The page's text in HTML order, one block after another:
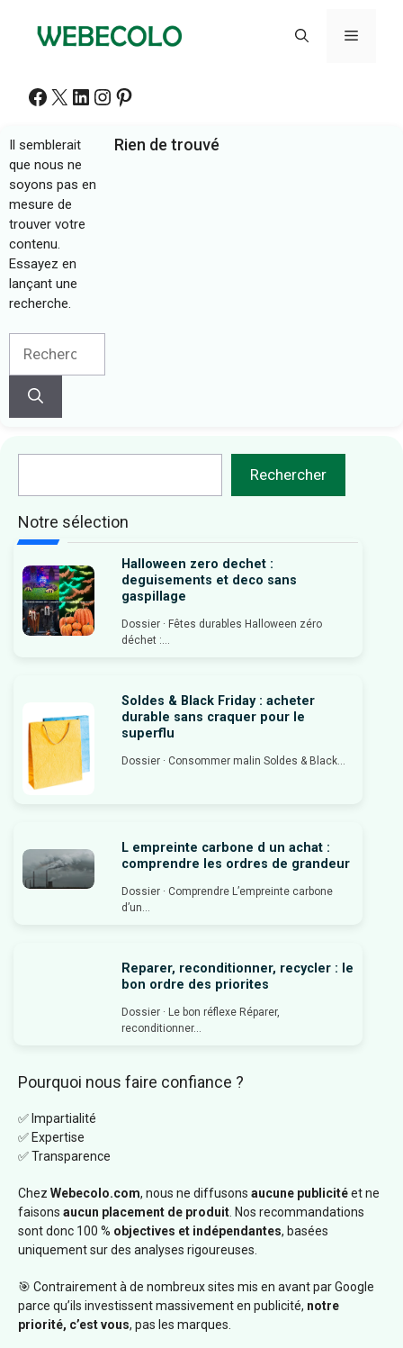
Menu
Facebook
X LinkedIn
Instagram
Pinterest
Rien de trouvé
Il semblerait
que nous ne
soyons pas en
mesure de
trouver votre
contenu.
Essayez en
lançant une
recherche.
Rechercher
Notre sélection
Halloween zero dechet :
deguisements et deco sans
gaspillage
Dossier · Fêtes durables Halloween zéro
déchet :...
Soldes & Black Friday : acheter
durable sans craquer pour le
superflu
Dossier · Consommer malin Soldes & Black...
L empreinte carbone d un achat :
comprendre les ordres de grandeur
Dossier · Comprendre L’empreinte carbone
d’un...
Reparer, reconditionner, recycler : le
bon ordre des priorites
Dossier · Le bon réflexe Réparer,
reconditionner...
Pourquoi nous faire confiance ?
✅ Impartialité
✅ Expertise
✅ Transparence
Chez Webecolo.com, nous ne diffusons aucune publicitéet ne
faisons aucun placement de produit. Nos recommandations
sont donc 100 % objectives et indépendantes, basées
uniquement sur des analyses rigoureuses.
🎯 Contrairement à de nombreux sites mis en avant par Google
parce qu’ils investissent massivement en publicité, notre
priorité, c’est vous, pas les marques.